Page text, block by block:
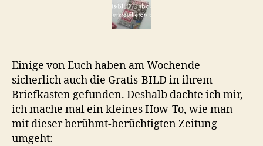
Einige von Euch haben am Wochende
sicherlich auch die Gratis-BILD in ihrem
Briefkasten gefunden. Deshalb dachte ich mir,
ich mache mal ein kleines How-To, wie man
mit dieser berühmt-berüchtigten Zeitung
umgeht: